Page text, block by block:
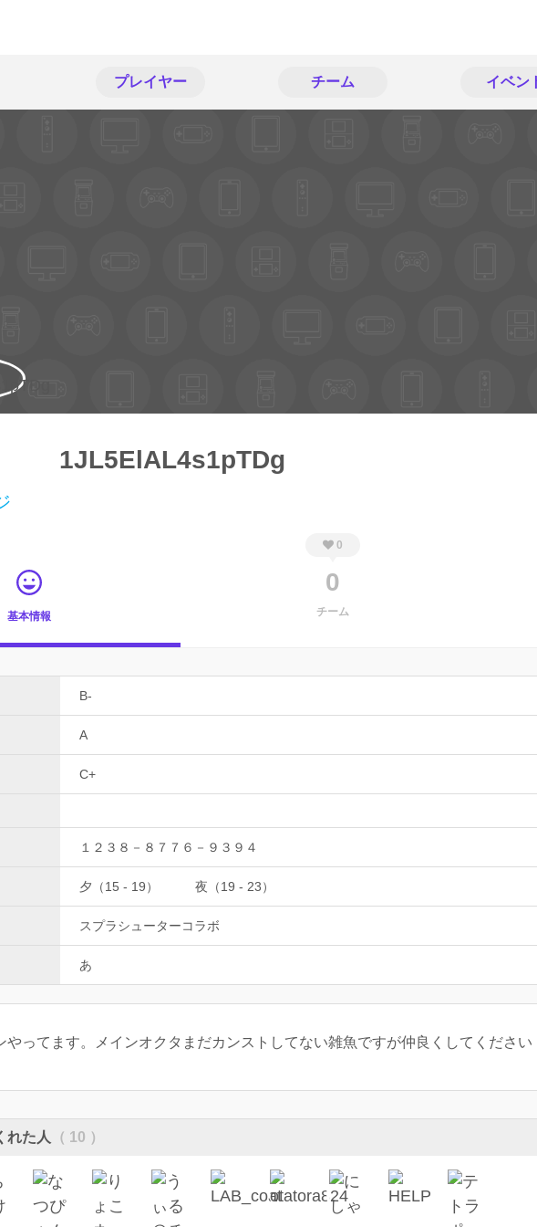
プレイヤー チーム イベン
1JL5ElAL4s1pTDg
基本情報
0
0
チーム
B-
A
C+
１２３８－８７７６－９３９４
夕（15 - 19） 夜（19 - 23）
スプラシューターコラボ
あ
やってます。メインオクタまだカンストしてない雑魚ですが仲良くしてください
れた人 （ 10 ）